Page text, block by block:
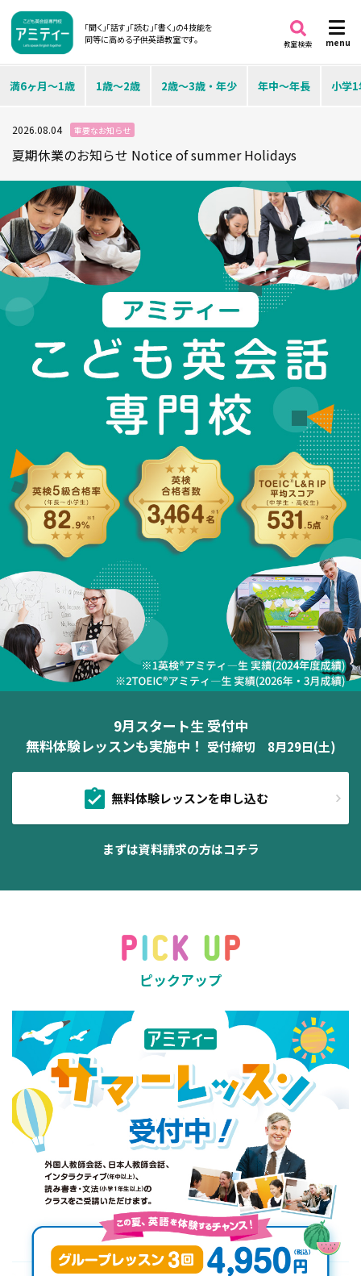
「聞く」「話す」「読む」「書く」の4技能を
同等に高める子供英語教室です。
menu
教室検索
満6ヶ月～1歳 1歳～2歳 2歳～3歳・年少 年中～年長 小学
2026.08.04 重要なお知らせ
夏期休業のお知らせ Notice of summer Holidays
9月スタート生 受付中
無料体験レッスンも実施中！ 受付締切 8月29日(土)
無料体験レッスンを申し込む
まずは資料請求の方はコチラ
ピックアップ